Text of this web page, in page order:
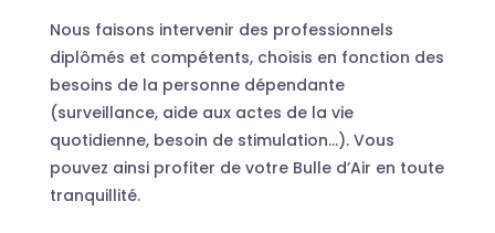
Nous faisons intervenir des professionnels
diplômés et compétents, choisis en fonction des
besoins de la personne dépendante
(surveillance, aide aux actes de la vie
quotidienne, besoin de stimulation…). Vous
pouvez ainsi profiter de votre Bulle d’Air en toute
tranquillité.